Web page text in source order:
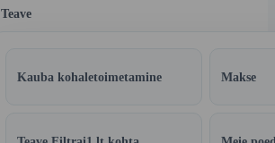
Teave
Kauba kohaletoimetamine Makse